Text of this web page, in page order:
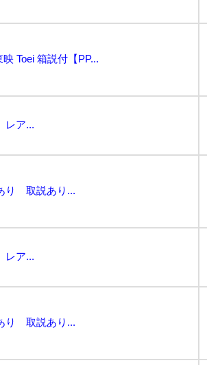
Toei 箱説付【PP...
ア...
り 取説あり...
ア...
り 取説あり...